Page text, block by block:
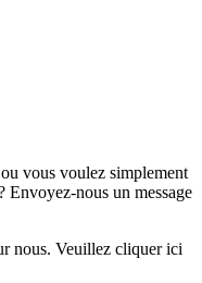
vous voulez simplement
Envoyez-nous un message
nous. Veuillez cliquer ici